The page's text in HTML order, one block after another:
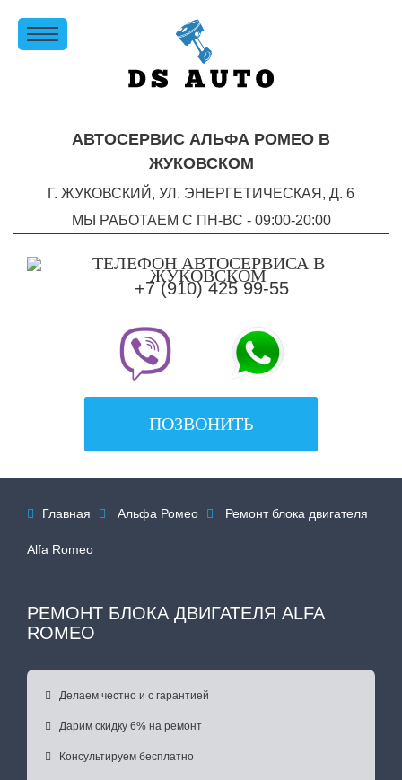
АВТОСЕРВИС АЛЬФА РОМЕО В
ЖУКОВСКОМ
Г. ЖУКОВСКИЙ, УЛ. ЭНЕРГЕТИЧЕСКАЯ, Д. 6
МЫ РАБОТАЕМ С ПН-ВC - 09:00-20:00
+7 (910) 425 99-55
ПОЗВОНИТЬ
 Главная  Альфа Ромео  Ремонт блока двигателя
Alfa Romeo
РЕМОНТ БЛОКА ДВИГАТЕЛЯ ALFA
ROMEO
 Делаем честно и с гарантией
 Дарим скидку 6% на ремонт
 Консультируем бесплатно